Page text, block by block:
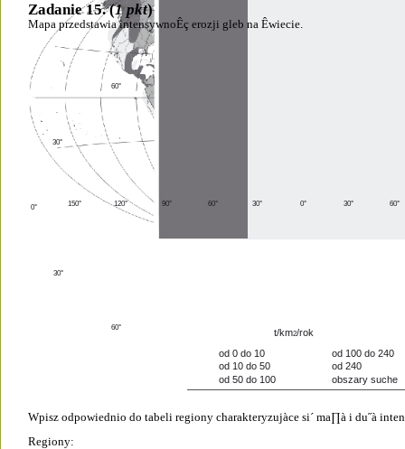
Zadanie 15. (1 pkt)
Mapa przedstawia intensywnoÊç erozji gleb na Êwiecie.
60°
30°
0° 150° 120° 90° 60° 30° 0° 30° 60°
30°
60° t/km2/rok
od 0 do 10
od 10 do 50
od 50 do 100
od 100 do 240
od 240
obszary suche
Wpisz odpowiednio do tabeli regiony charakteryzujàce si´ ma∏à i du˝à
Regiony: